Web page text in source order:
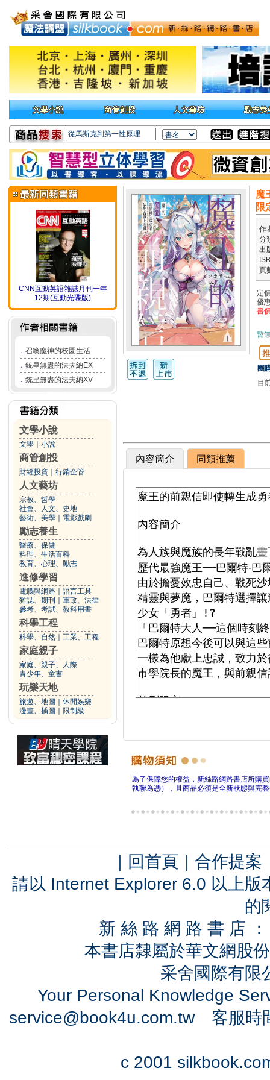
CNN互動英語雜誌月刊一年
12期(互動光碟版)
． 召喚魔神的校園生活
． 銃皇無盡的法夫納EX
． 銃皇無盡的法夫納XV
文學小說
文學 小說
商管創投
財經投資 行銷企管
人文藝坊
宗教、哲學
社會、人文、史地
藝術、美學
電影戲劇
勵志養生
醫療、保健
料理、生活百科
教育、心理、勵志
進修學習
電腦與網路
語言工具
雜誌、期刊
軍政、法律
參考、考試、教科用書
科學工程
科學、自然 工業、工程
家庭親子
家庭、親子、人際
青少年、童書
玩樂天地
旅遊、地圖
休閒娛樂
漫畫、插圖
限制級
魔
限
作
分
出
頁
定
優
書
暫
團
目
內容簡介 同類推薦
為了保障您的權益，新絲路網路書店所購
執聯為憑），且商品必須是全新狀態與完
｜ 回首頁 ｜ 合作提案
請以 Internet Explorer 6.0 以上
的
新 絲 路 網 路 書 店
本書店隸屬於華文網股
采舍國際有
Your Personal Knowledge
service@book4u.com.tw客服時
c 2001